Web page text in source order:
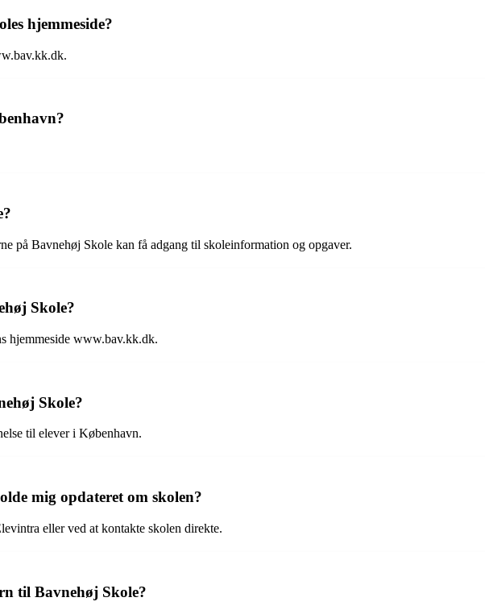
hjemmeside?
på Bavnehøj Skole kan få adgang til skoleinformation og opgaver.
Skole?
hjemmeside www.bav.kk.dk.
Skole?
til elever i København.
mig opdateret om skolen?
eller ved at kontakte skolen direkte.
til Bavnehøj Skole?